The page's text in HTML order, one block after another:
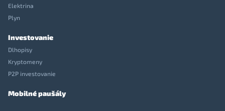
Elektrina
Plyn
Investovanie
Dlhopisy
Kryptomeny
P2P investovanie
Mobilné paušály